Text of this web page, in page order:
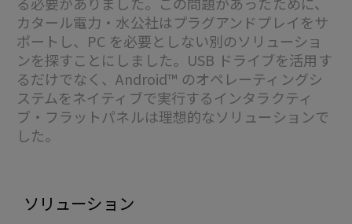
カタール電力・水公社はプラグアンドプレイをサ
ポートし、PC を必要としない別のソリューショ
ンを探すことにしました。USB ドライブを活用す
るだけでなく、Android™ のオペレーティングシ
ステムをネイティブで実行するインタラクティ
ブ・フラットパネルは理想的なソリューションで
した。
ソリューション